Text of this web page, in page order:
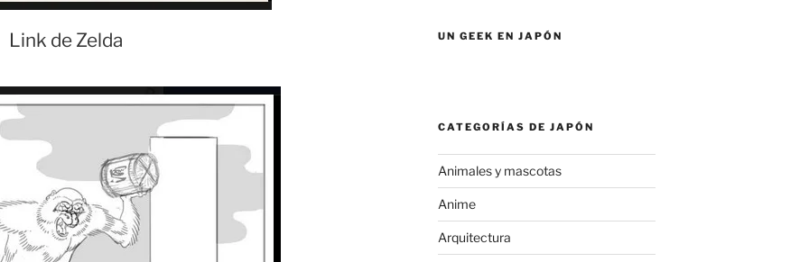
Link de Zelda UN GEEK EN JAPÓN
CATEGORÍAS DE JAPÓN
Animales y mascotas
Anime
Arquitectura